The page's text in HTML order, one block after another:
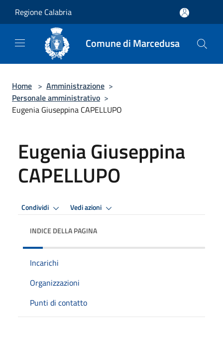
Regione Calabria
Comune di Marcedusa
Home > Amministrazione >
Personale amministrativo >
Eugenia Giuseppina CAPELLUPO
Eugenia Giuseppina
CAPELLUPO
Condividi Vedi azioni
INDICE DELLA PAGINA
Incarichi
Organizzazioni
Punti di contatto